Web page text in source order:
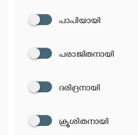
പാപിയായി
പരാജിതനായി
ദരിദ്രനായി
ക്രൂശിതനായി